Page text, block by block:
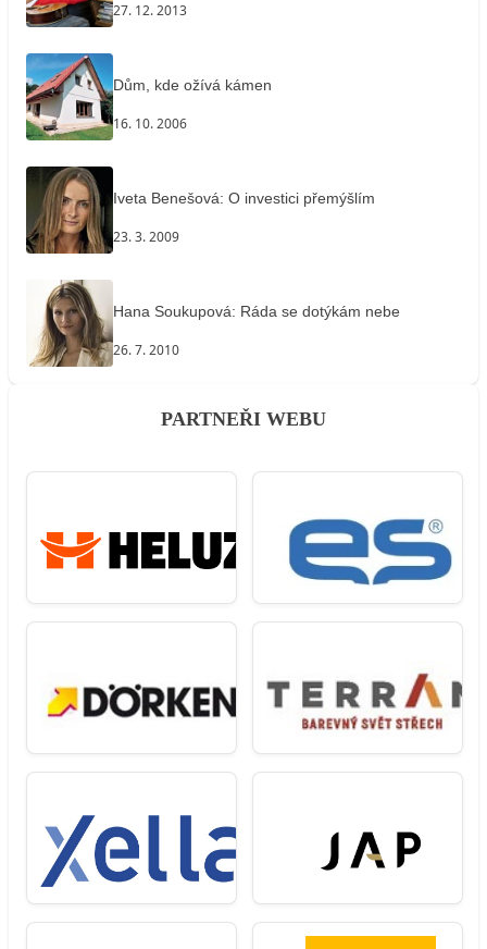
27. 12. 2013
Dům, kde ožívá kámen
16. 10. 2006
Iveta Benešová: O investici přemýšlím
23. 3. 2009
Hana Soukupová: Ráda se dotýkám nebe
26. 7. 2010
PARTNEŘI WEBU